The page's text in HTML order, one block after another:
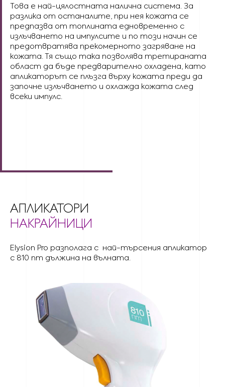
Това е най-цялостната налична система. За
разлика от останалите, при нея кожата се
предпазва от топлината едновременно с
излъчването на импулсите и по този начин се
предотвратява прекомерното загряване на
кожата. Тя също така позволява третираната
област да бъде предварително охладена, като
апликаторът се плъзга върху кожата преди да
започне излъчването и охлажда кожата след
всеки импулс.
АПЛИКАТОРИ
НАКРАЙНИЦИ
Elysion Pro разполага с най-търсения апликатор
с 810 nm дължина на вълната.